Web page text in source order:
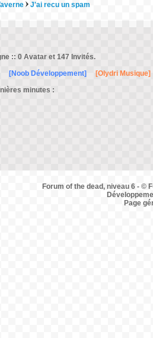
J'ai recu un spam
:: 0 Avatar et 147 Invités.
[Noob Développement]
[Olydri Musique]
minutes :
Forum of the dead, niveau 6 - ©
Page